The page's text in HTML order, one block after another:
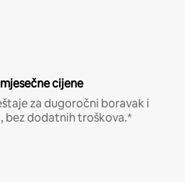
cijene
za dugoročni boravak i
bez dodatnih troškova.*